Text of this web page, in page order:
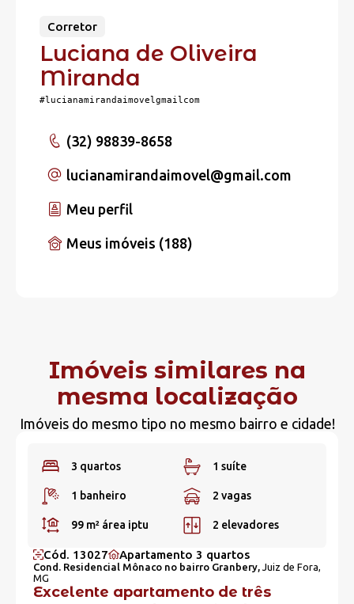
Corretor
Luciana de Oliveira
Miranda
#lucianamirandaimovelgmailcom
(32) 98839-8658
lucianamirandaimovel@gmail.com
Meu perfil
Meus imóveis (188)
Imóveis similares na
mesma localização
Imóveis do mesmo tipo no mesmo bairro e cidade!
3 quartos 1 suíte
1 banheiro 2 vagas
99 m² área iptu 2 elevadores
Cód. 13027 Apartamento 3 quartos
Cond. Residencial Mônaco no bairro Granbery, Juiz de Fora,
MG
Excelente apartamento de três